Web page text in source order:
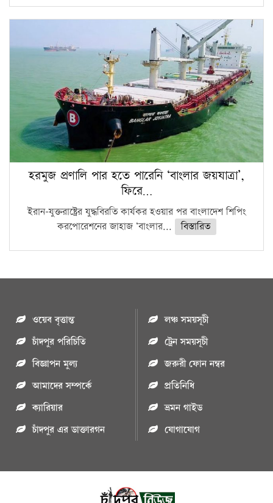
হরমুজ প্রণালি পার হতে পারেনি ‘বাংলার জয়যাত্রা’,
ফিরে…
ইরান-যুক্তরাষ্ট্রের যুদ্ধবিরতি কার্যকর হওয়ার পর বাংলাদেশ শিপিং
করপোরেশনের জাহাজ ‘বাংলার...
বিস্তারিত
ওয়েব বৃত্তান্ত
চাঁদপুর পরিচিতি
বিজ্ঞাপন মুল্য
আমাদের সম্পর্কে
ক্যারিয়ার
চাঁদপুর এর ডাক্তারগন
লঞ্চ সময়সূচী
ট্রেন সময়সূচী
জরুরী ফোন নম্বর
প্রতিনিধি
ভ্রমন গাইড
যোগাযোগ